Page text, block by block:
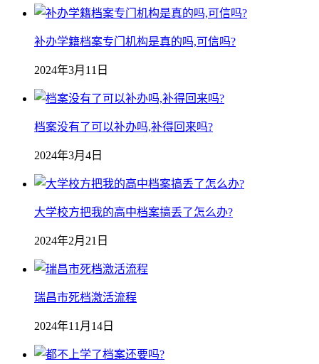
补办学籍档案专门机构是真的吗,可信吗?
2024年3月11日
档案没有了可以补办吗,补得回来吗?
2024年3月4日
大学校方把我的高中档案搞丢了怎么办?
2024年2月21日
瑞昌市死档激活流程
2024年11月14日